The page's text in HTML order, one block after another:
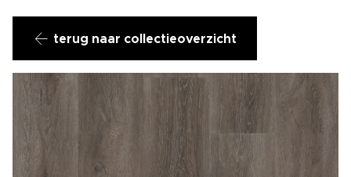
terug naar collectieoverzicht